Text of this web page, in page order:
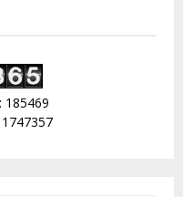
185469